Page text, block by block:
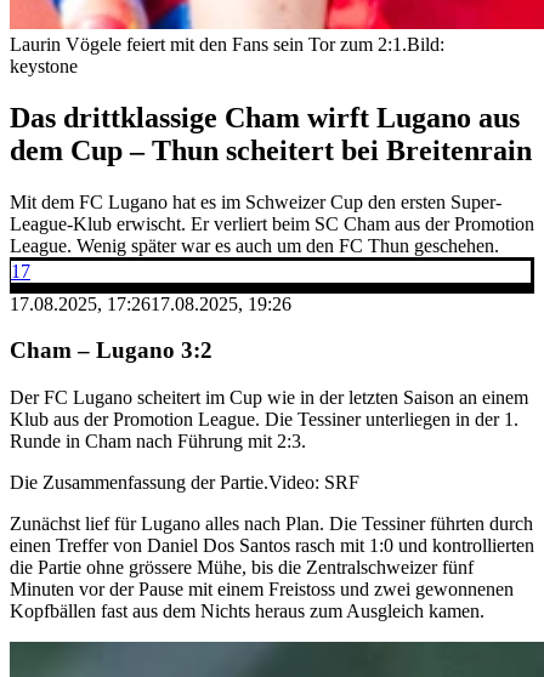
Laurin Vögele feiert mit den Fans sein Tor zum 2:1.Bild:
keystone
Das drittklassige Cham wirft Lugano aus
dem Cup – Thun scheitert bei Breitenrain
Mit dem FC Lugano hat es im Schweizer Cup den ersten Super-
League-Klub erwischt. Er verliert beim SC Cham aus der Promotion
League. Wenig später war es auch um den FC Thun geschehen.
17
17.08.2025, 17:2617.08.2025, 19:26
Cham – Lugano 3:2
Der FC Lugano scheitert im Cup wie in der letzten Saison an einem
Klub aus der Promotion League. Die Tessiner unterliegen in der 1.
Runde in Cham nach Führung mit 2:3.
Die Zusammenfassung der Partie.Video: SRF
Zunächst lief für Lugano alles nach Plan. Die Tessiner führten durch
einen Treffer von Daniel Dos Santos rasch mit 1:0 und kontrollierten
die Partie ohne grössere Mühe, bis die Zentralschweizer fünf
Minuten vor der Pause mit einem Freistoss und zwei gewonnenen
Kopfbällen fast aus dem Nichts heraus zum Ausgleich kamen.